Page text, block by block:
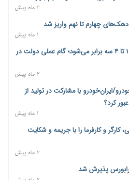
۷ ساعت پیش
در بانک صنعت و معدن مسدود شد؛
کانون کارگزاران اعداد منتشرشده در
از تبریک برای پاسداشت حقیقت و
صفر برگزار شد
۲ ماه پیش
۱ ماه پیش
یارانه خانواده‌های دهک ۱ تا ۴ سه برابر می‌شود؛ گام عملی دولت در
۲ ماه پیش
ایران‌خودرو با مشارکت در تولید از
کرد؟
۱ ماه پیش
و کارفرما را با جریمه و شکایت
۲ ماه پیش
پذیرش شد